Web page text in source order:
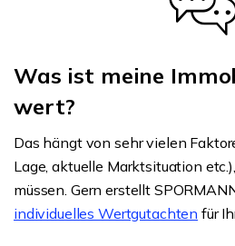
Was ist meine
wert?
Das hängt von sehr vielen
Lage, aktuelle Marktsituation
müssen. Gern erstellt
individuelles Wertgutachten für